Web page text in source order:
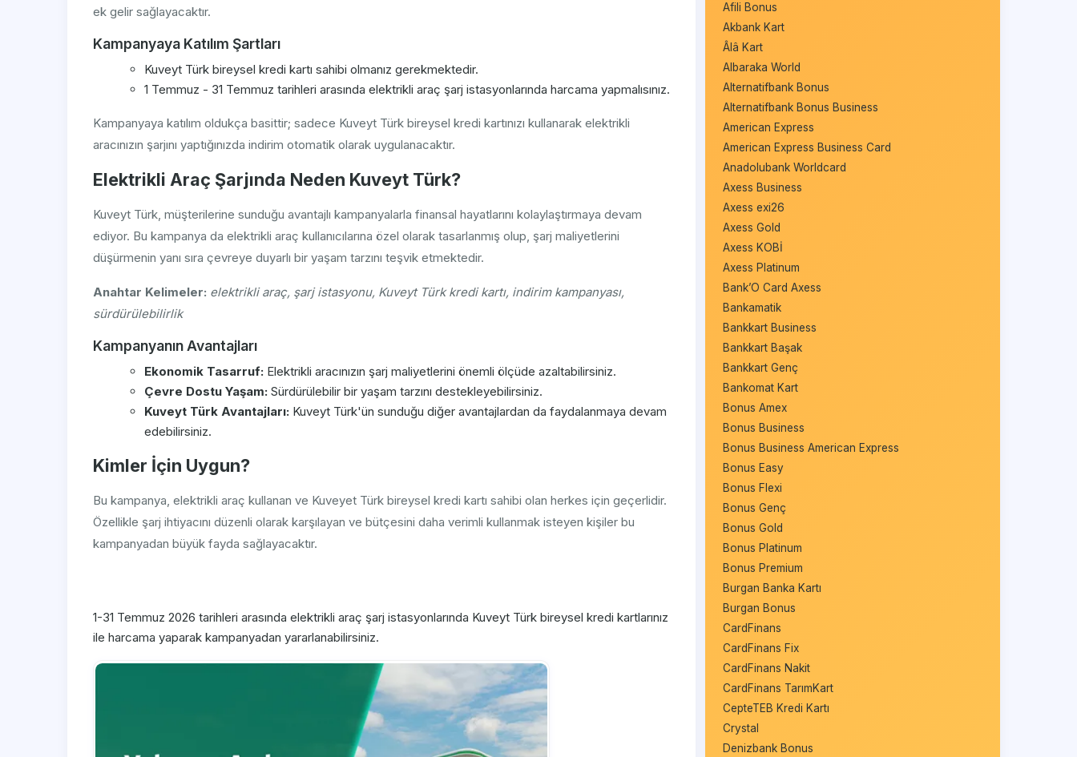
ek gelir sağlayacaktır.
Kampanyaya Katılım Şartları
Kuveyt Türk bireysel kredi kartı sahibi olmanız gerekmektedir.
1 Temmuz - 31 Temmuz tarihleri arasında elektrikli araç şarj istasyonlarında harcama yapmalısınız.
Kampanyaya katılım oldukça basittir; sadece Kuveyt Türk bireysel kredi kartınızı kullanarak elektrikli
aracınızın şarjını yaptığınızda indirim otomatik olarak uygulanacaktır.
Elektrikli Araç Şarjında Neden Kuveyt Türk?
Kuveyt Türk, müşterilerine sunduğu avantajlı kampanyalarla finansal hayatlarını kolaylaştırmaya devam
ediyor. Bu kampanya da elektrikli araç kullanıcılarına özel olarak tasarlanmış olup, şarj maliyetlerini
düşürmenin yanı sıra çevreye duyarlı bir yaşam tarzını teşvik etmektedir.
Anahtar Kelimeler: elektrikli araç, şarj istasyonu, Kuveyt Türk kredi kartı, indirim kampanyası,
sürdürülebilirlik
Kampanyanın Avantajları
Ekonomik Tasarruf: Elektrikli aracınızın şarj maliyetlerini önemli ölçüde azaltabilirsiniz.
Çevre Dostu Yaşam: Sürdürülebilir bir yaşam tarzını destekleyebilirsiniz.
Kuveyt Türk Avantajları: Kuveyt Türk'ün sunduğu diğer avantajlardan da faydalanmaya devam
edebilirsiniz.
Kimler İçin Uygun?
Bu kampanya, elektrikli araç kullanan ve Kuveyet Türk bireysel kredi kartı sahibi olan herkes için geçerlidir.
Özellikle şarj ihtiyacını düzenli olarak karşılayan ve bütçesini daha verimli kullanmak isteyen kişiler bu
kampanyadan büyük fayda sağlayacaktır.
1-31 Temmuz 2026 tarihleri arasında elektrikli araç şarj istasyonlarında Kuveyt Türk bireysel kredi kartlarınız
ile harcama yaparak kampanyadan yararlanabilirsiniz.
Afili Bonus
Akbank Kart
Âlâ Kart
Albaraka World
Alternatifbank Bonus
Alternatifbank Bonus Business
American Express
American Express Business Card
Anadolubank Worldcard
Axess Business
Axess exi26
Axess Gold
Axess KOBİ
Axess Platinum
Bank’O Card Axess
Bankamatik
Bankkart Business
Bankkart Başak
Bankkart Genç
Bankomat Kart
Bonus Amex
Bonus Business
Bonus Business American Express
Bonus Easy
Bonus Flexi
Bonus Genç
Bonus Gold
Bonus Platinum
Bonus Premium
Burgan Banka Kartı
Burgan Bonus
CardFinans
CardFinans Fix
CardFinans Nakit
CardFinans TarımKart
CepteTEB Kredi Kartı
Crystal
Denizbank Bonus